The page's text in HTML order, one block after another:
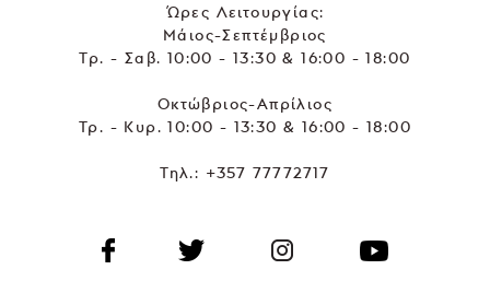
Ώρες Λειτουργίας:
Μάιος-Σεπτέμβριος
Τρ. - Σαβ. 10:00 - 13:30 & 16:00 - 18:00
Οκτώβριος-Απρίλιος
Τρ. - Κυρ. 10:00 - 13:30 & 16:00 - 18:00
Τηλ.: +357 77772717